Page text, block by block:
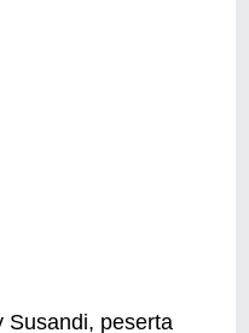
Susandi, peserta